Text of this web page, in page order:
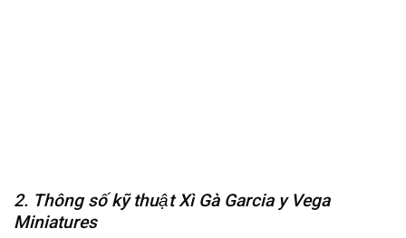
2. Thông số kỹ thuật Xì Gà Garcia y Vega
Miniatures